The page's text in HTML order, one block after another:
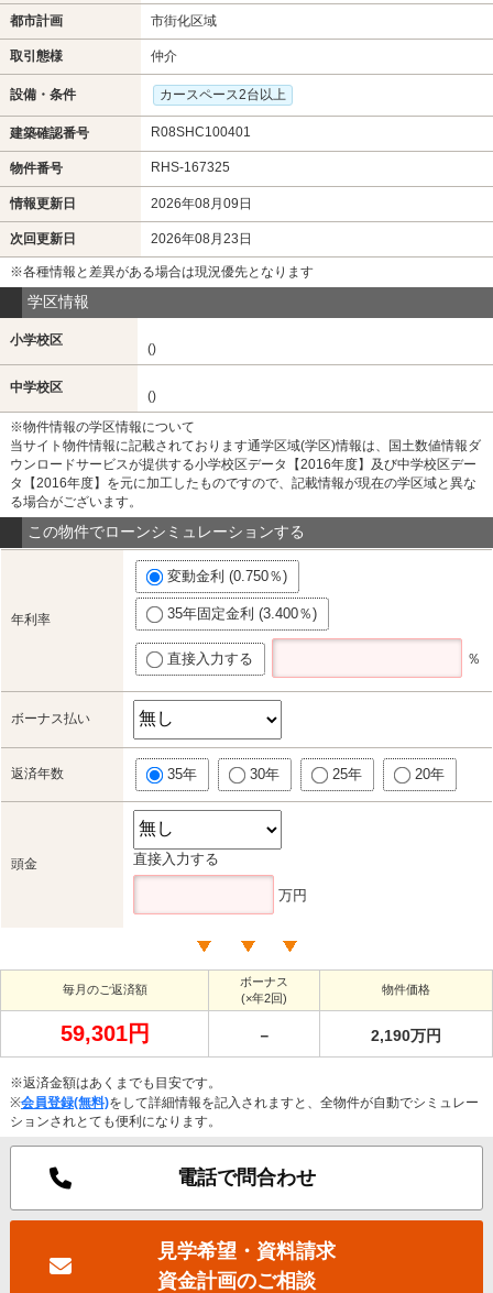
都市計画 市街化区域
取引態様 仲介
設備・条件 カースペース2台以上
建築確認番号 R08SHC100401
物件番号 RHS-167325
情報更新日 2026年08月09日
次回更新日 2026年08月23日
※各種情報と差異がある場合は現況優先となります
学区情報
小学校区
()
中学校区
()
※物件情報の学区情報について
当サイト物件情報に記載されております通学区域(学区)情報は、国土数値情報ダ
ウンロードサービスが提供する小学校区データ【2016年度】及び中学校区デー
タ【2016年度】を元に加工したものですので、記載情報が現在の学区域と異な
る場合がございます。
この物件でローンシミュレーションする
年利率
変動金利 (0.750％)
35年固定金利 (3.400％)
直接入力する ％
ボーナス払い
返済年数 35年 30年 25年 20年
頭金 直接入力する
万円
毎月のご返済額
ボーナス
(×年2回)
物件価格
59,301円 － 2,190万円
※返済金額はあくまでも目安です。
※会員登録(無料)をして詳細情報を記入されますと、全物件が自動でシミュレー
ションされとても便利になります。
電話で問合わせ
見学希望・資料請求
資金計画のご相談